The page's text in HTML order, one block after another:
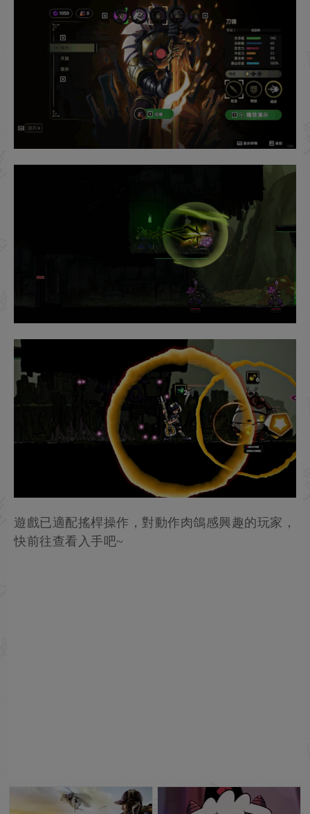
遊戲已適配搖桿操作，對動作肉鴿感興趣的玩家，
快前往查看入手吧~